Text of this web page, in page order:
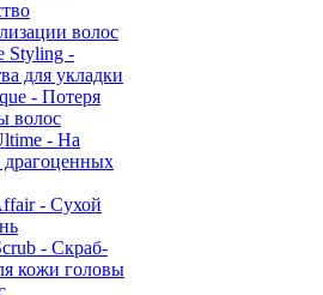
волос
Styling -
для укладки
- Потеря
волос
- На
драгоценных
- Сухой
- Скраб-
кожи головы